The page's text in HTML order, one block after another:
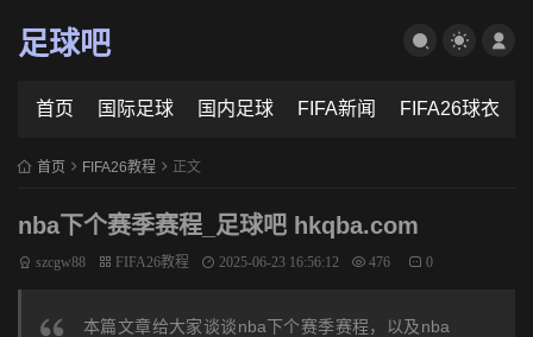
足球吧
首页 国际足球 国内足球 FIFA新闻 FIFA26球衣
首页 FIFA26教程 正文
nba下个赛季赛程_足球吧 hkqba.com
szcgw88 FIFA26教程 2025-06-23 16:56:12 476 0
本篇文章给大家谈谈nba下个赛季赛程，以及nba